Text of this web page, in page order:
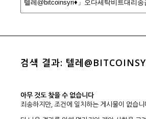
검색 결과: 텔레
아무 것도 찾을 수 없습니다
죄송하지만, 조건에 일치하는 게시물이 없습